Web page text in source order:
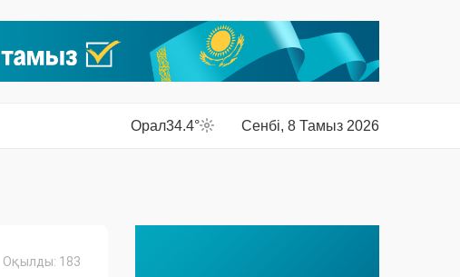
Орал34.4° Сенбі, 8 Тамыз 2026
Оқылды: 183